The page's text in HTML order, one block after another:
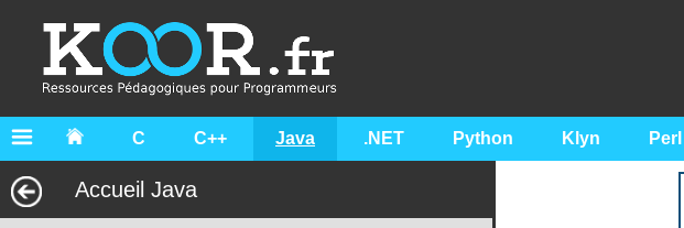
C C++ Java .NET Python Klyn Perl
Accueil Java